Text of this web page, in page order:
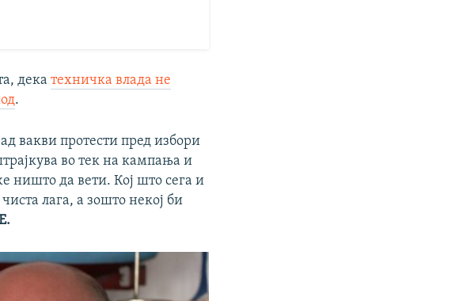
декатехничка влада не
.
вакви протести пред избори
во тек на кампања и
ништо да вети. Кој што сега и
лага, а зошто некој би